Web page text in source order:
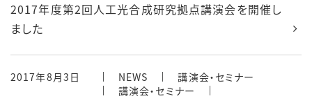
2017年度第2回人工光合成研究拠点講演会を開催し
ました
2017年8月3日 NEWS
講演会・セミナー
講演会・セミナー